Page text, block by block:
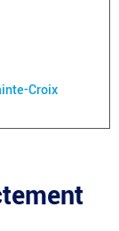
Croix